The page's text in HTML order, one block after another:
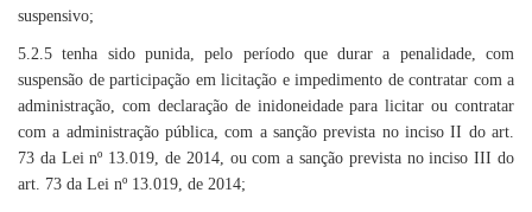
suspensivo;
5.2.5 tenha sido punida, pelo período que durar a penalidade, com
suspensão de participação em licitação e impedimento de contratar com a
administração, com declaração de inidoneidade para licitar ou contratar
com a administração pública, com a sanção prevista no inciso II do art.
73 da Lei nº 13.019, de 2014, ou com a sanção prevista no inciso III do
art. 73 da Lei nº 13.019, de 2014;